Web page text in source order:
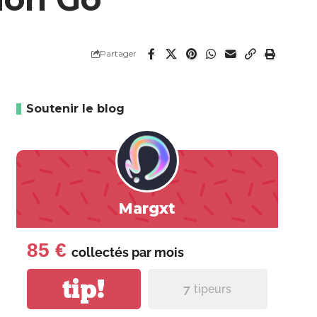
Partager
Soutenir le blog
Margxt
85 € collectés par mois
tip! 7 tipeurs